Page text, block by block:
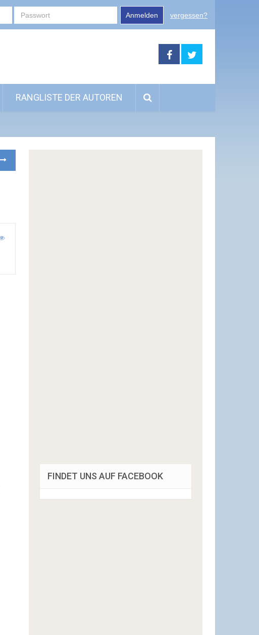
Anmelden vergessen?
RANGLISTE DER AUTOREN
FINDET UNS AUF FACEBOOK